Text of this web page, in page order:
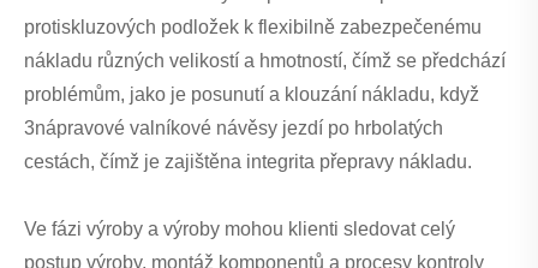
protiskluzových podložek k flexibilně zabezpečenému
nákladu různých velikostí a hmotností, čímž se předchází
problémům, jako je posunutí a klouzání nákladu, když
3nápravové valníkové návěsy jezdí po hrbolatých
cestách, čímž je zajištěna integrita přepravy nákladu.
Ve fázi výroby a výroby mohou klienti sledovat celý
postup výroby, montáž komponentů a procesy kontroly